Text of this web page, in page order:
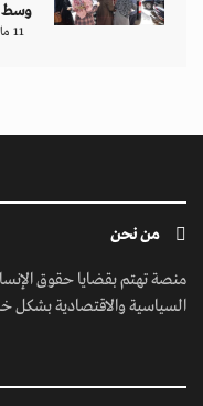
وسط
11 مارس 2026 - 10:26
من نحن
منصة تهتم بقضايا حقوق
السياسية والاقتصادية بشكل